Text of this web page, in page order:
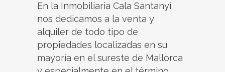
En la Inmobiliaria Cala Santanyí
nos dedicamos a la venta y
alquiler de todo tipo de
propiedades localizadas en su
mayoría en el sureste de Mallorca